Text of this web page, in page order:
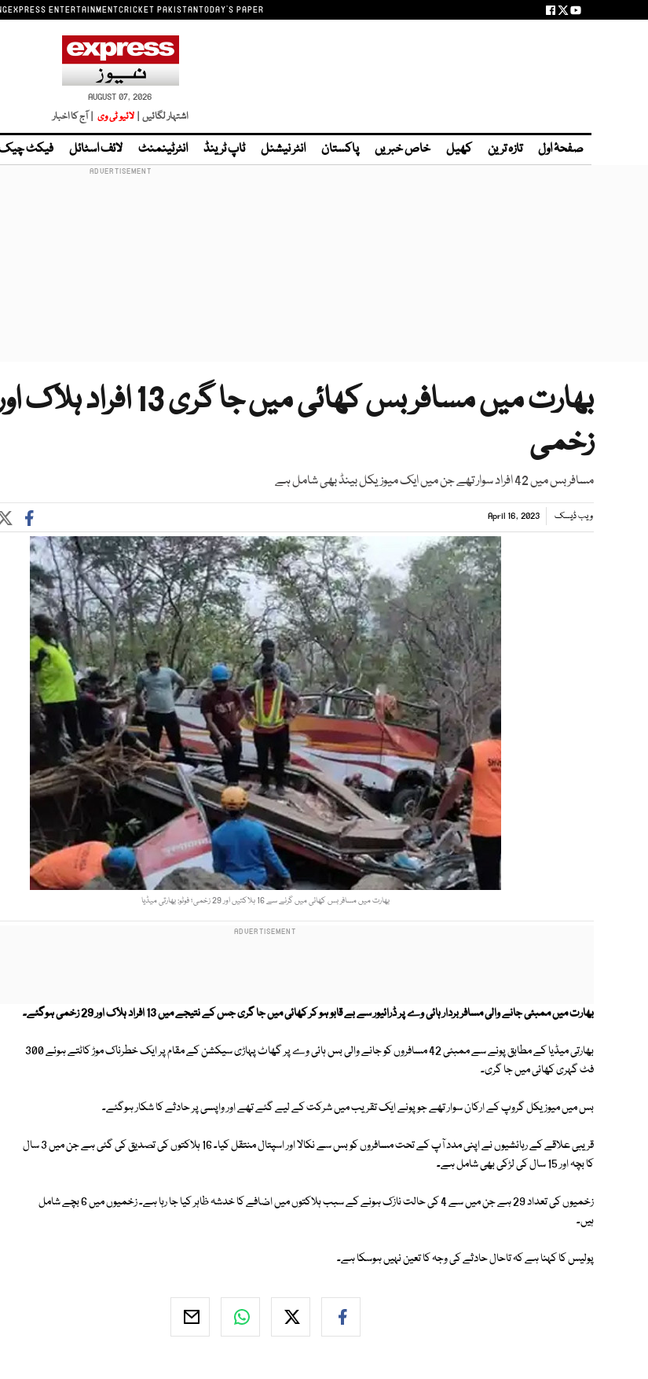
EXPRESS ENTERTAINMENTCRICKET PAKISTANTODAY'S PAPER
AUGUST 07, 2026
اشتہار لگائیں | لائیو ٹی وی | آج کا اخبار
صفحۂ اول تازہ ترین کھیل خاص خبریں پاکستان انٹر نیشنل ٹاپ ٹرینڈ انٹرٹینمنٹ لائف اسٹائل فیکٹ
زخمی
مسافر بس میں 42 افراد سوار تھے جن میں ایک میوزیکل بینڈ بھی شامل ہے
ویب ڈیسک April 16, 2023
بھارت میں مسافر بس کھائی میں گرنے سے 16 ہلاکتیں اور 29 زخمی؛ فوٹو: بھارتی میڈیا
بھارت میں ممبئی جانے والی مسافر بردار ہائی وے پر ڈرائیور سے بے قابو ہو کر کھائی میں جا گری جس کے نتیجے میں 13 افراد ہلاک اور 29 زخمی ہوگئے۔
بھارتی میڈیا کے مطابق پونے سے ممبئی 42 مسافروں کو جانے والی بس ہائی وے پر گھاٹ پہاڑی سیکشن کے مقام پر ایک خطرناک موڑ کاٹتے ہوئے 300
فٹ گہری کھائی میں جا گری۔
بس میں میوزیکل گروپ کے ارکان سوار تھے جو پونے ایک تقریب میں شرکت کے لیے گئے تھے اور واپسی پر حادثے کا شکار ہوگئے۔
قریبی علاقے کے رہائشیوں نے اپنی مدد آپ کے تحت مسافروں کو بس سے نکالا اور اسپتال منتقل کیا۔ 16 ہلاکتوں کی تصدیق کی گئی ہے جن میں 3 سال
کا بچہ اور 15 سال کی لڑکی بھی شامل ہے۔
زخمیوں کی تعداد 29 ہے جن میں سے 4 کی حالت نازک ہونے کے سبب ہلاکتوں میں اضافے کا خدشہ ظاہر کیا جا رہا ہے۔ زخمیوں میں 6 بچے شامل
ہیں۔
پولیس کا کہنا ہے کہ تاحال حادثے کی وجہ کا تعین نہیں ہوسکا ہے۔